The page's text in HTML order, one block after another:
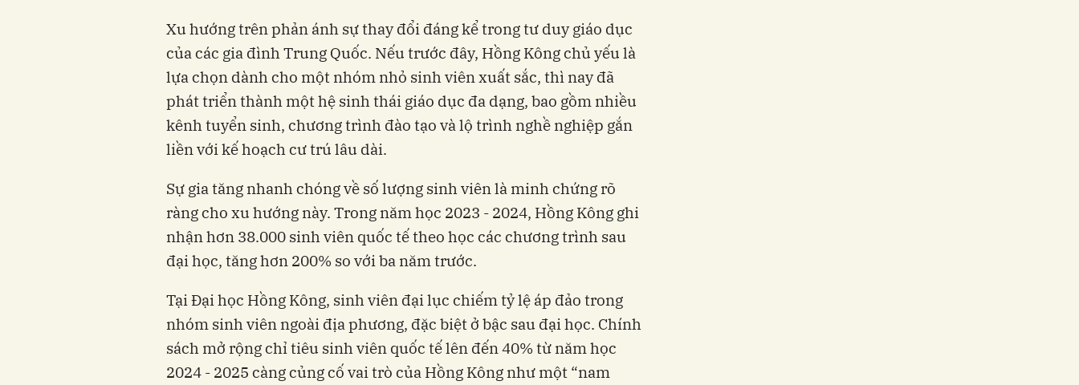
Xu hướng trên phản ánh sự thay đổi đáng kể trong tư duy giáo dục
của các gia đình Trung Quốc. Nếu trước đây, Hồng Kông chủ yếu là
lựa chọn dành cho một nhóm nhỏ sinh viên xuất sắc, thì nay đã
phát triển thành một hệ sinh thái giáo dục đa dạng, bao gồm nhiều
kênh tuyển sinh, chương trình đào tạo và lộ trình nghề nghiệp gắn
liền với kế hoạch cư trú lâu dài.
Sự gia tăng nhanh chóng về số lượng sinh viên là minh chứng rõ
ràng cho xu hướng này. Trong năm học 2023 - 2024, Hồng Kông ghi
nhận hơn 38.000 sinh viên quốc tế theo học các chương trình sau
đại học, tăng hơn 200% so với ba năm trước.
Tại Đại học Hồng Kông, sinh viên đại lục chiếm tỷ lệ áp đảo trong
nhóm sinh viên ngoài địa phương, đặc biệt ở bậc sau đại học. Chính
sách mở rộng chỉ tiêu sinh viên quốc tế lên đến 40% từ năm học
2024 - 2025 càng củng cố vai trò của Hồng Kông như một “nam